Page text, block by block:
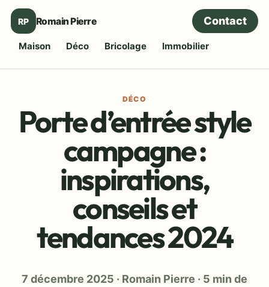
RP Romain Pierre
Maison Déco Bricolage Immobilier
Contact
DÉCO
Porte d’entrée style
campagne :
inspirations,
conseils et
tendances 2024
7 décembre 2025 · Romain Pierre · 5 min de